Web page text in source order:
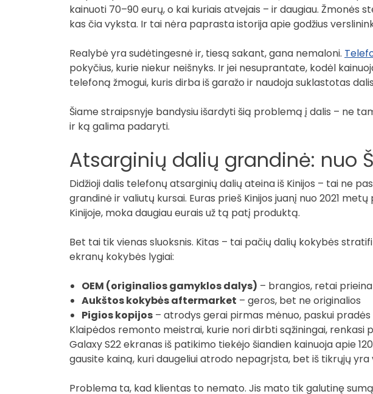
kainuoti 70–90 eurų, o kai kuriais atvejais – ir daugiau.
kas čia vyksta. Ir tai nėra paprasta istorija apie godžius
Realybė yra sudėtingesnė ir, tiesą sakant, gana nemaloni.
pokyčius, kurie niekur neišnyks. Ir jei nesuprantate, kodėl
telefoną žmogui, kuris dirba iš garažo ir naudoja suklastotas
Šiame straipsnyje bandysiu išardyti šią problemą į dalis – ne
ir ką galima padaryti.
Atsarginių dalių grandinė: nuo
Didžioji dalis telefonų atsarginių dalių ateina iš Kinijos – tai ne
grandinė ir valiutų kursai. Euras prieš Kinijos juanį nuo 2021
Kinijoje, moka daugiau eurais už tą patį produktą.
Bet tai tik vienas sluoksnis. Kitas – tai pačių dalių kokybės
ekranų kokybės lygiai:
OEM (originalios gamyklos dalys) – brangios, retai
Aukštos kokybės aftermarket – geros, bet ne originalios
Pigios kopijos – atrodys gerai pirmas mėnuo, paskui
Klaipėdos remonto meistrai, kurie nori dirbti sąžiningai, renkasi
Galaxy S22 ekranas iš patikimo tiekėjo šiandien kainuoja apie
gausite kainą, kuri daugeliui atrodo nepagrįsta, bet iš tikrųjų yra
Problema ta, kad klientas to nemato. Jis mato tik galutinę